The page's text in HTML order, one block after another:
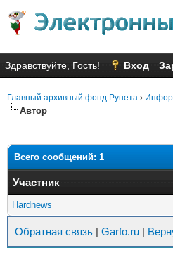
Здравствуйте, Гость! Вход
Главный архивный фонд Рунета ›
Автор
Всего сообщений: 1
Участник
Hardnews
Обратная связь | Garfo.ru |